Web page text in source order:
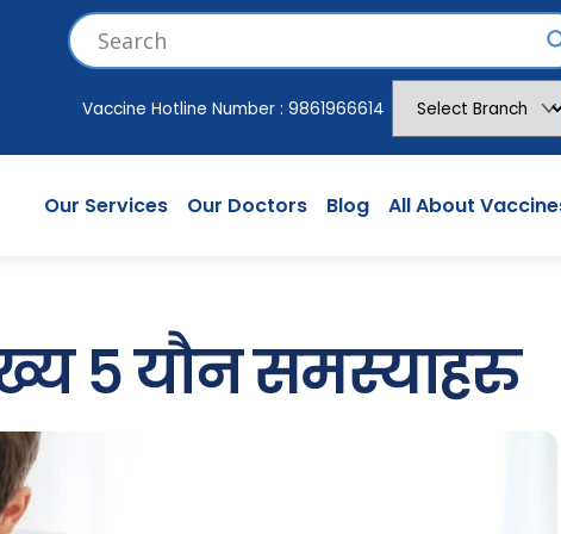
Vaccine Hotline Number : 9861966614
Our Services Our Doctors Blog All About
५ यौन समस्याहरु